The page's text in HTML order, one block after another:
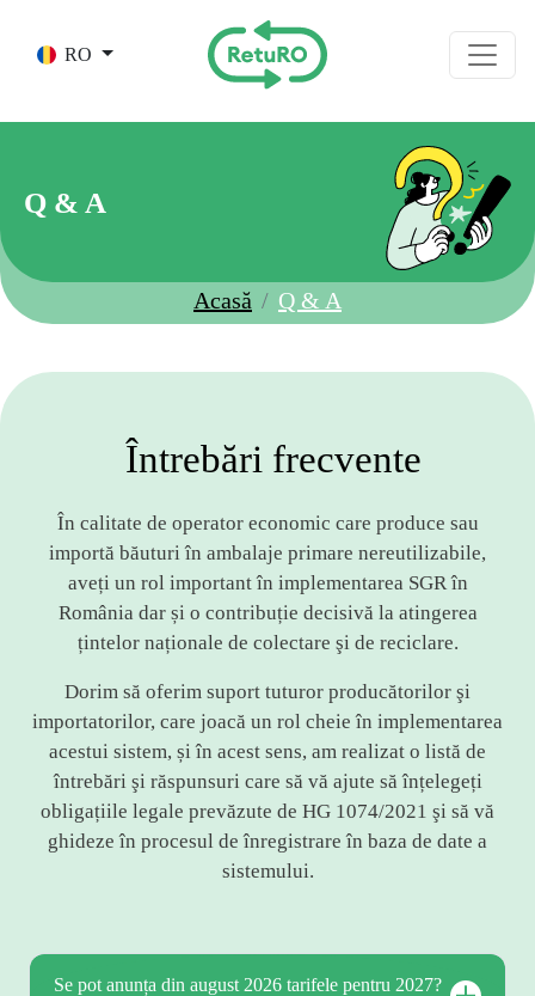
RO
Q & A
Acasă Q & A
Întrebări frecvente
În calitate de operator economic care produce sau
importă băuturi în ambalaje primare nereutilizabile,
aveți un rol important în implementarea SGR în
România dar și o contribuție decisivă la atingerea
țintelor naționale de colectare şi de reciclare.
Dorim să oferim suport tuturor producătorilor şi
importatorilor, care joacă un rol cheie în implementarea
acestui sistem, și în acest sens, am realizat o listă de
întrebări şi răspunsuri care să vă ajute să înțelegeți
obligațiile legale prevăzute de HG 1074/2021 şi să vă
ghideze în procesul de înregistrare în baza de date a
sistemului.
Se pot anunța din august 2026 tarifele pentru 2027?